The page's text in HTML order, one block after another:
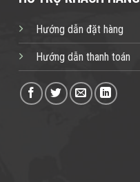
Hướng dẫn đặt hàng
Hướng dẫn thanh toán